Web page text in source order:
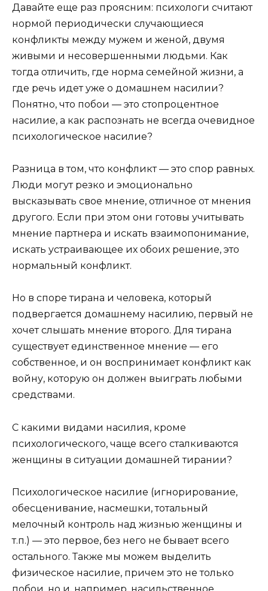
Давайте еще раз проясним: психологи считают
нормой периодически случающиеся
конфликты между мужем и женой, двумя
живыми и несовершенными людьми. Как
тогда отличить, где норма семейной жизни, а
где речь идет уже о домашнем насилии?
Понятно, что побои — это стопроцентное
насилие, а как распознать не всегда очевидное
психологическое насилие?
Разница в том, что конфликт — это спор равных.
Люди могут резко и эмоционально
высказывать свое мнение, отличное от мнения
другого. Если при этом они готовы учитывать
мнение партнера и искать взаимопонимание,
искать устраивающее их обоих решение, это
нормальный конфликт.
Но в споре тирана и человека, который
подвергается домашнему насилию, первый не
хочет слышать мнение второго. Для тирана
существует единственное мнение — его
собственное, и он воспринимает конфликт как
войну, которую он должен выиграть любыми
средствами.
С какими видами насилия, кроме
психологического, чаще всего сталкиваются
женщины в ситуации домашней тирании?
Психологическое насилие (игнорирование,
обесценивание, насмешки, тотальный
мелочный контроль над жизнью женщины и
т.п.) — это первое, без него не бывает всего
остального. Также мы можем выделить
физическое насилие, причем это не только
побои, но и, например, насильственное